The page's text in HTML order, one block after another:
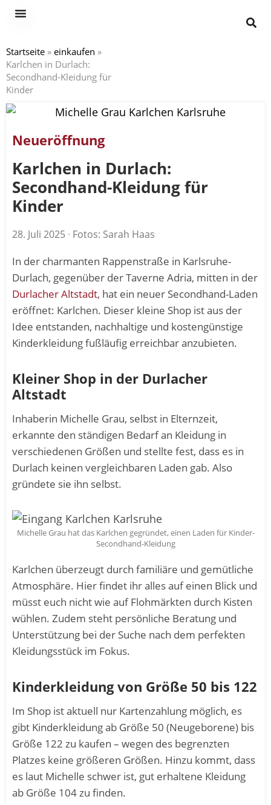
Startseite » einkaufen »
Karlchen in Durlach:
Secondhand-Kleidung für
Kinder
Neueröffnung
Karlchen in Durlach:
Secondhand-Kleidung für
Kinder
28. Juli 2025 · Fotos: Sarah Haas
In der charmanten Rappenstraße in Karlsruhe-
Durlach, gegenüber der Taverne Adria, mitten in der
Durlacher Altstadt, hat ein neuer Secondhand-Laden
eröffnet: Karlchen. Dieser kleine Shop ist aus der
Idee entstanden, nachhaltige und kostengünstige
Kinderkleidung fußläufig erreichbar anzubieten.
Kleiner Shop in der Durlacher
Altstadt
Inhaberin Michelle Grau, selbst in Elternzeit,
erkannte den ständigen Bedarf an Kleidung in
verschiedenen Größen und stellte fest, dass es in
Durlach keinen vergleichbaren Laden gab. Also
gründete sie ihn selbst.
Michelle Grau hat das Karlchen gegründet, einen Laden für Kinder-
Secondhand-Kleidung
Karlchen überzeugt durch familiäre und gemütliche
Atmosphäre. Hier findet ihr alles auf einen Blick und
müsst euch nicht wie auf Flohmärkten durch Kisten
wühlen. Zudem steht persönliche Beratung und
Unterstützung bei der Suche nach dem perfekten
Kleidungsstück im Fokus.
Kinderkleidung von Größe 50 bis 122
Im Shop ist aktuell nur Kartenzahlung möglich, es
gibt Kinderkleidung ab Größe 50 (Neugeborene) bis
Größe 122 zu kaufen – wegen des begrenzten
Platzes keine größeren Größen. Hinzu kommt, dass
es laut Michelle schwer ist, gut erhaltene Kleidung
ab Größe 104 zu finden.